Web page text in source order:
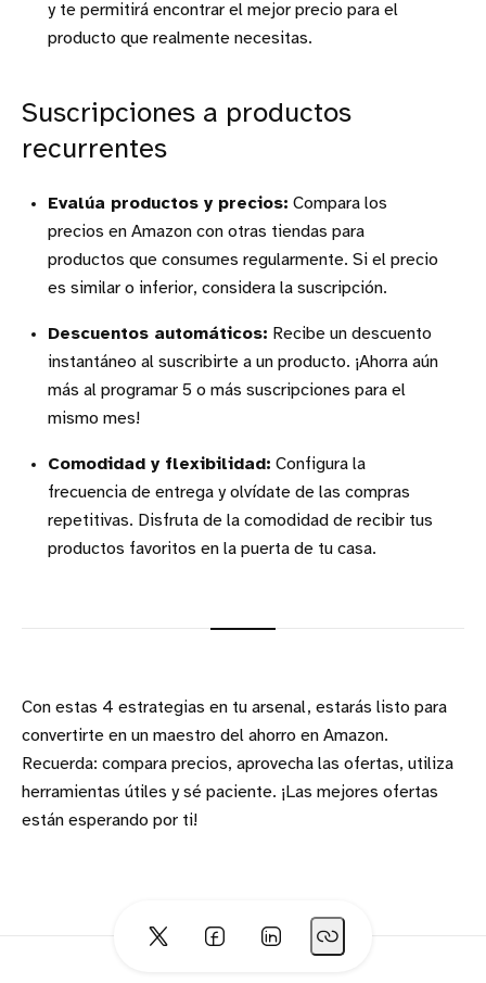
y te permitirá encontrar el mejor precio para el
producto que realmente necesitas.
Suscripciones a productos
recurrentes
Evalúa productos y precios: Compara los
precios en Amazon con otras tiendas para
productos que consumes regularmente. Si el precio
es similar o inferior, considera la suscripción.
Descuentos automáticos: Recibe un descuento
instantáneo al suscribirte a un producto. ¡Ahorra aún
más al programar 5 o más suscripciones para el
mismo mes!
Comodidad y flexibilidad: Configura la
frecuencia de entrega y olvídate de las compras
repetitivas. Disfruta de la comodidad de recibir tus
productos favoritos en la puerta de tu casa.
Con estas 4 estrategias en tu arsenal, estarás listo para
convertirte en un maestro del ahorro en Amazon.
Recuerda: compara precios, aprovecha las ofertas, utiliza
herramientas útiles y sé paciente. ¡Las mejores ofertas
están esperando por ti!